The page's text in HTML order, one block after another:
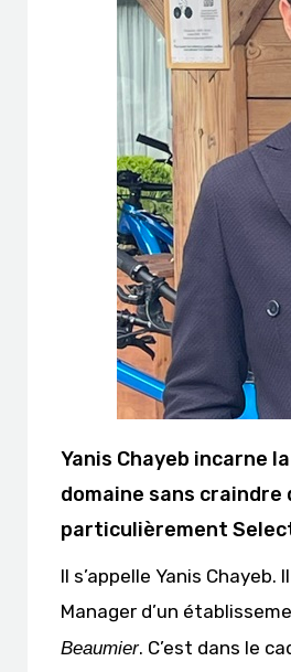
Yanis Chayeb incarne
domaine sans craindre
particulièrement
Il s’appelle Yanis
Manager d’un
Beaumier. C’est dans le